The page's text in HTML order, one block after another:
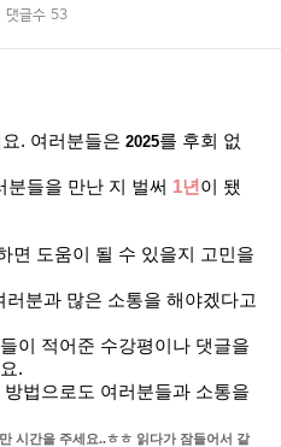
글수 53
요. 여러분들은2025를 후회 없
분들을 만난 지 벌써 1년 이 됐
면 도움이 될 수 있을지 고민을
러분과 많은 소통을 해야겠다고
이 적어준 수강평이나 댓글을
.
법으로도 여러분들과 소통을
시간을 주세요..ㅎㅎ 읽다가 잠들어서 같